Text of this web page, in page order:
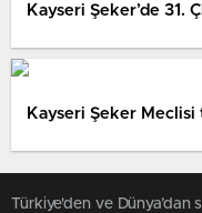
Kayseri Şeker’de
Kayseri Şeker Meclisi
Türkiye'den ve Dünya’dan